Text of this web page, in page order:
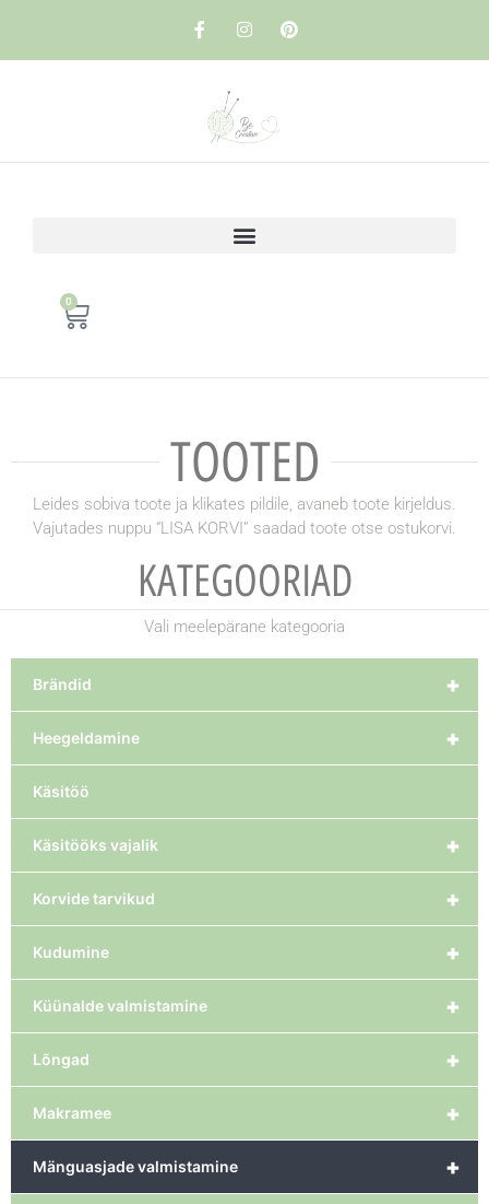
0
TOOTED
Leides sobiva toote ja klikates pildile, avaneb toote kirjeldus.
Vajutades nuppu “LISA KORVI” saadad toote otse ostukorvi.
KATEGOORIAD
Vali meelepärane kategooria
+
Brändid
+
Heegeldamine
Käsitöö
+
Käsitööks vajalik
+
Korvide tarvikud
+
Kudumine
+
Küünalde valmistamine
+
Lõngad
+
Makramee
+
Mänguasjade valmistamine